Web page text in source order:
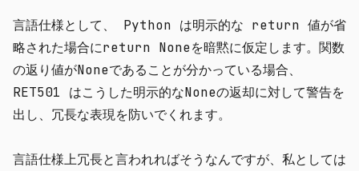
言語仕様として、 Python は明示的な return 値が省
略された場合にreturn Noneを暗黙に仮定します。関数
の返り値がNoneであることが分かっている場合、
RET501 はこうした明示的なNoneの返却に対して警告を
出し、冗長な表現を防いでくれます。
言語仕様上冗長と言われればそうなんですが、私としては